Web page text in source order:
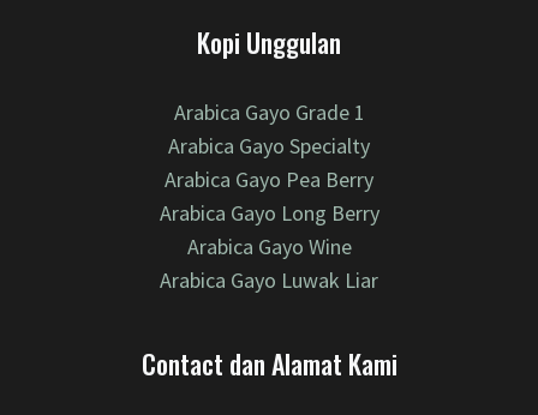
Kopi Unggulan
Arabica Gayo Grade 1
Arabica Gayo Specialty
Arabica Gayo Pea Berry
Arabica Gayo Long Berry
Arabica Gayo Wine
Arabica Gayo Luwak Liar
Contact dan Alamat Kami